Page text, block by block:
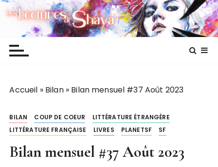
P
Les lectures de Shaya
Accueil » Bilan» Bilan mensuel #37 Août 2023
BILAN COUP DE COEUR
LITTÉRATURE ÉTRANGÈRE
LITTÉRATURE FRANÇAISE
LIVRES PLANETSF SF
Bilan mensuel #37 Août 2023